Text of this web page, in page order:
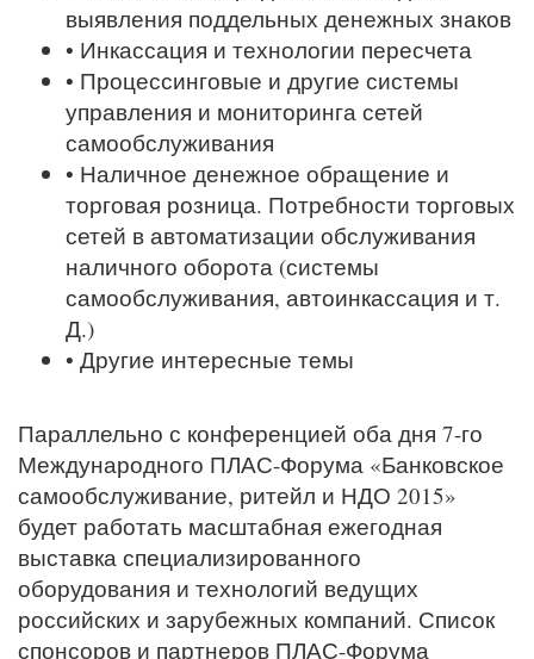
выявления поддельных денежных знаков
• Инкассация и технологии пересчета
• Процессинговые и другие системы
управления и мониторинга сетей
самообслуживания
• Наличное денежное обращение и
торговая розница. Потребности торговых
сетей в автоматизации обслуживания
наличного оборота (системы
самообслуживания, автоинкассация и т.
Д.)
• Другие интересные темы
Параллельно с конференцией оба дня 7-го
Международного ПЛАС-Форума «Банковское
самообслуживание, ритейл и НДО 2015»
будет работать масштабная ежегодная
выставка специализированного
оборудования и технологий ведущих
российских и зарубежных компаний. Список
спонсоров и партнеров ПЛАС-Форума